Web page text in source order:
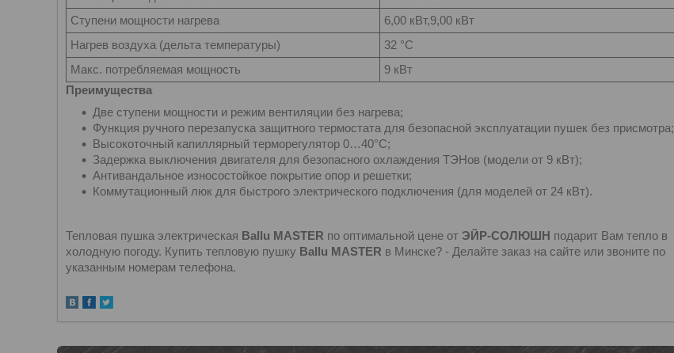
Ступени мощности нагрева
6,00 кВт,9,00 кВт
Нагрев воздуха (дельта температуры)
32 °С
Макс. потребляемая мощность
9 кВт
Преимущества
Две ступени мощности и режим вентиляции без нагрева;
Функция ручного перезапуска защитного термостата для безопасной эксплуатации пушек без присмотра;
Высокоточный капиллярный терморегулятор 0…40°С;
Задержка выключения двигателя для безопасного охлаждения ТЭНов (модели от 9 кВт);
Антивандальное износостойкое покрытие опор и решетки;
Коммутационный люк для быстрого электрического подключения (для моделей от 24 кВт).
Тепловая пушка электрическая Ballu MASTER по оптимальной цене от ЭЙР-СОЛЮШН подарит Вам тепло в
холодную погоду. Купить тепловую пушку Ballu MASTER в Минске? - Делайте заказ на сайте или звоните по
указанным номерам телефона.